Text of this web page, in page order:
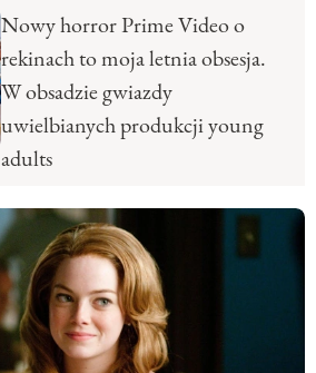
Nowy horror Prime Video o
rekinach to moja letnia obsesja.
W obsadzie gwiazdy
uwielbianych produkcji young
adults